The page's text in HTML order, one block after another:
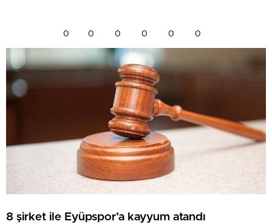
0 0 0 0 0 0
8 şirket ile Eyüpspor’a kayyum atandı